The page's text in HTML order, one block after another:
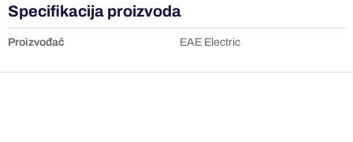
Specifikacija proizvoda
Proizvođač EAE Electric